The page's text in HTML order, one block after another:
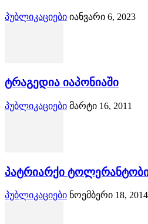
პუბლიკაციები იანვარი 6, 2023
ტრაგედია იაპონიაში
პუბლიკაციები მარტი 16, 2011
პატრიარქი
პუბლიკაციები ნოემბერი 18, 2014